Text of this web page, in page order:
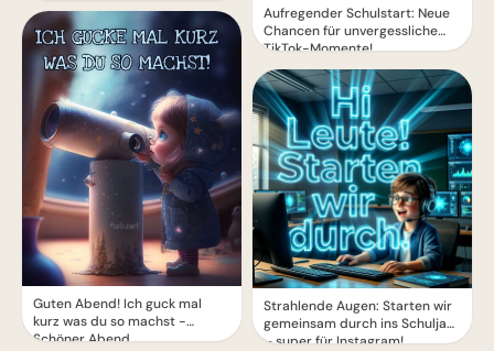
Guten Abend! Ich guck mal
kurz was du so machst -
Schöner Abend
Aufregender Schulstart: Neue
Chancen für unvergessliche
TikTok-Momente!
Strahlende Augen: Starten wir
gemeinsam durch ins Schuljahr
– super für Instagram!